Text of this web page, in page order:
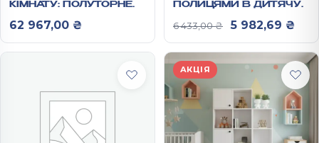
КІМНАТУ: ПОЛУТОРНЕ
ЖУРНАЛЬНИЙ
НАВІСНА ПОЛИЦЯ/
62 967,00 ₴
ПОЛИЦЯМИ В ДИТЯЧУ
6 433,00₴ Оригінальна
5 982,69 ₴
АКЦІЯ